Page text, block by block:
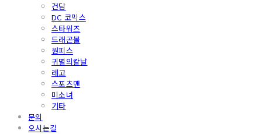
건담
DC 코믹스
스타워즈
드래곤볼
원피스
귀멸의칼날
레고
스포츠맨
미소녀
기타
문의
오시는길